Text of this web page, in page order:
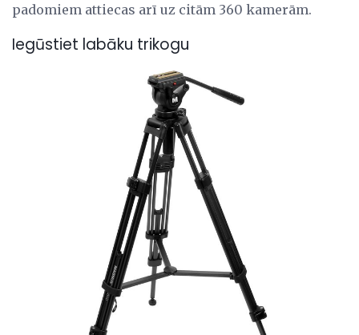
padomiem attiecas arī uz citām 360 kamerām.
Iegūstiet labāku trikogu